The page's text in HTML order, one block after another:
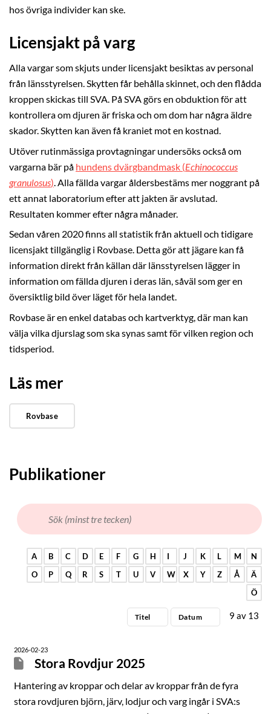
hos övriga individer kan ske.
Licensjakt på varg
Alla vargar som skjuts under licensjakt besiktas av personal
från länsstyrelsen. Skytten får behålla skinnet, och den flådda
kroppen skickas till SVA. På SVA görs en obduktion för att
kontrollera om djuren är friska och om dom har några äldre
skador. Skytten kan även få kraniet mot en kostnad.
Utöver rutinmässiga provtagningar undersöks också om
vargarna bär på hundens dvärgbandmask (Echinococcus
granulosus) . Alla fällda vargar åldersbestäms mer noggrant på
ett annat laboratorium efter att jakten är avslutad.
Resultaten kommer efter några månader.
Sedan våren 2020 finns all statistik från aktuell och tidigare
licensjakt tillgänglig i Rovbase. Detta gör att jägare kan få
information direkt från källan där länsstyrelsen lägger in
information om fällda djuren i deras län, såväl som ger en
översiktlig bild över läget för hela landet.
Rovbase är en enkel databas och kartverktyg, där man kan
välja vilka djurslag som ska synas samt för vilken region och
tidsperiod.
Läs mer
Rovbase
Publikationer
A B C D E F G H I J K L M
N
O
P Q R S T U V W X Y Z Å
Ä
Ö
Titel Datum 9 av 13
2026-02-23
Stora Rovdjur 2025
Hantering av kroppar och delar av kroppar från de fyra
stora rovdjuren björn, järv, lodjur och varg ingår i SVA:s